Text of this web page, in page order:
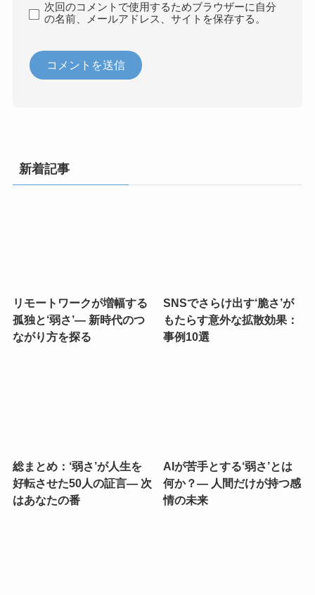
次回のコメントで使用するためブラウザーに自分
の名前、メールアドレス、サイトを保存する。
新着記事
リモートワークが増幅する
孤独と‘弱さ’— 新時代のつ
ながり方を探る
SNSでさらけ出す‘脆さ’が
もたらす意外な拡散効果：
事例10選
総まとめ：‘弱さ’が人生を
好転させた50人の証言— 次
はあなたの番
AIが苦手とする‘弱さ’とは
何か？— 人間だけが持つ感
情の未来